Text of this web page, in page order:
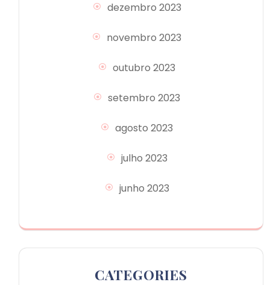
dezembro 2023
novembro 2023
outubro 2023
setembro 2023
agosto 2023
julho 2023
junho 2023
CATEGORIES